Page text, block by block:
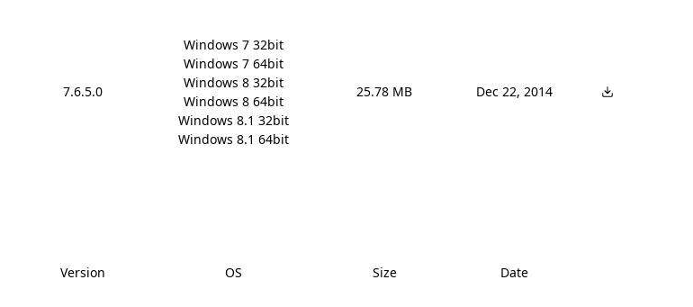
7.6.5.0
Windows 7 32bit
Windows 7 64bit
Windows 8 32bit
Windows 8 64bit
Windows 8.1 32bit
Windows 8.1 64bit
25.78 MB Dec 22, 2014
Version OS Size Date